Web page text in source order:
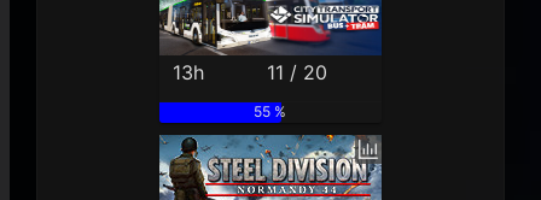
13h 11 / 20
55 %